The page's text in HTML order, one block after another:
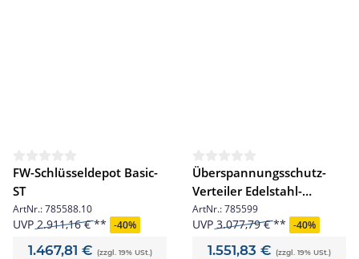
FW-Schlüsseldepot Basic-
ST
ArtNr.:785588.10
UVP 2.911,16 € -40%
1.467,81 € (zzgl. 19% USt.)
Überspannungsschutz-
Verteiler Edelstahl-
Standsäule
ArtNr.:785599
UVP 3.077,79 € -40%
1.551,83 € (zzgl. 19% USt.)